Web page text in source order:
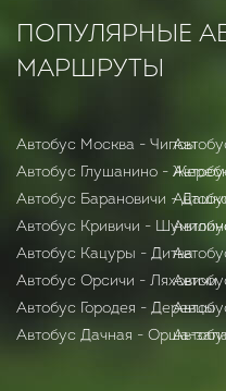
ПОПУЛЯРНЫЕ
МАРШРУТЫ
Автобус Москва - Чипсы
Автобус Глушанино -
Автобус Барановичи -
Автобус Кривичи -
Автобус Кацуры - Дитва
Автобус Орсичи - Ляховичи
Автобус Городея - Деревцы
Автобус Дачная - Орша-